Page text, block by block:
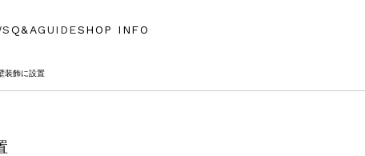
Q&AGUIDESHOP INFO
装飾に設置